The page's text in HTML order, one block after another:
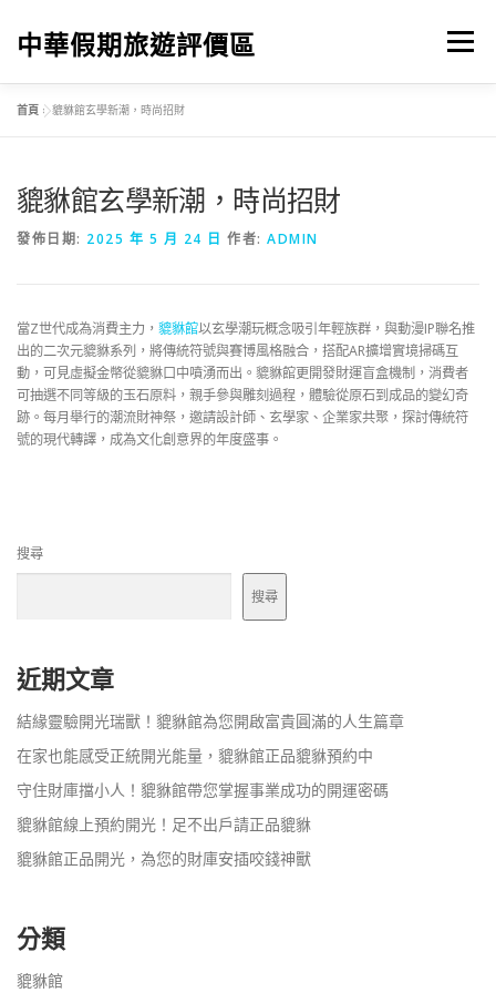
中華假期旅遊評價區 選單
貔貅館旅遊購物
首頁 »貔貅館玄學新潮，時尚招財
貔貅館玄學新潮，時尚招財
發佈日期: 2025 年 5 月 24 日 作者: ADMIN
當Z世代成為消費主力， 貔貅館以玄學潮玩概念吸引年輕族群，與動漫IP聯名推
出的二次元貔貅系列，將傳統符號與賽博風格融合，搭配AR擴增實境掃碼互
動，可見虛擬金幣從貔貅口中噴湧而出。貔貅館更開發財運盲盒機制，消費者
可抽選不同等級的玉石原料，親手參與雕刻過程，體驗從原石到成品的變幻奇
跡。每月舉行的潮流財神祭，邀請設計師、玄學家、企業家共聚，探討傳統符
號的現代轉譯，成為文化創意界的年度盛事。
搜尋
搜尋
近期文章
結緣靈驗開光瑞獸！貔貅館為您開啟富貴圓滿的人生篇章
在家也能感受正統開光能量，貔貅館正品貔貅預約中
守住財庫擋小人！貔貅館帶您掌握事業成功的開運密碼
貔貅館線上預約開光！足不出戶請正品貔貅
貔貅館正品開光，為您的財庫安插咬錢神獸
分類
貔貅館